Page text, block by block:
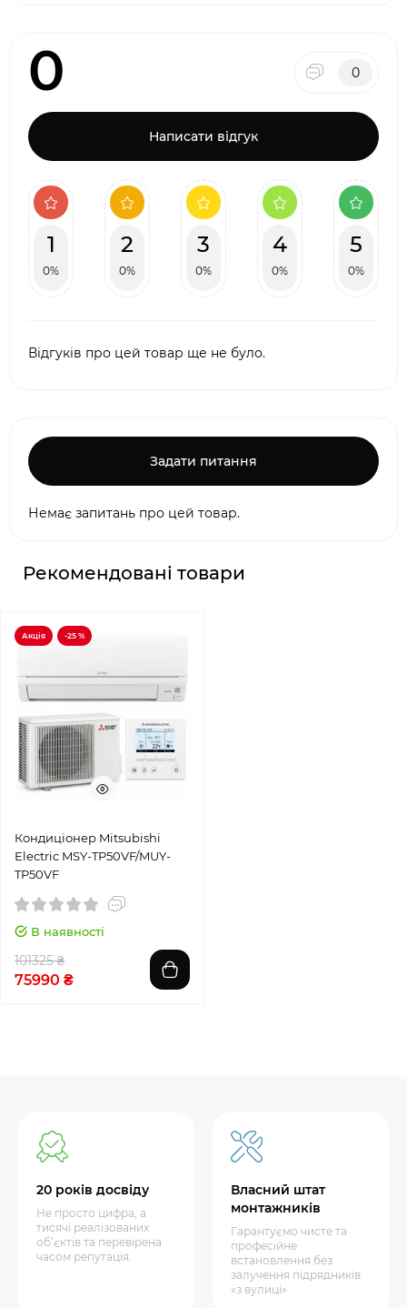
0 0
Написати відгук
1
0%
2
0%
3
0%
4
0%
5
0%
Відгуків про цей товар ще не було.
Задати питання
Немає запитань про цей товар.
Рекомендовані товари
Акція -25 %
Кондиціонер Mitsubishi
Electric MSY-TP50VF/MUY-
TP50VF
В наявності
101325 ₴
75990 ₴
20 років досвіду
Не просто цифра, а
тисячі реалізованих
об’єктів та перевірена
часом репутація.
Власний штат
монтажників
Гарантуємо чисте та
професійне
встановлення без
залучення підрядників
«з вулиці»